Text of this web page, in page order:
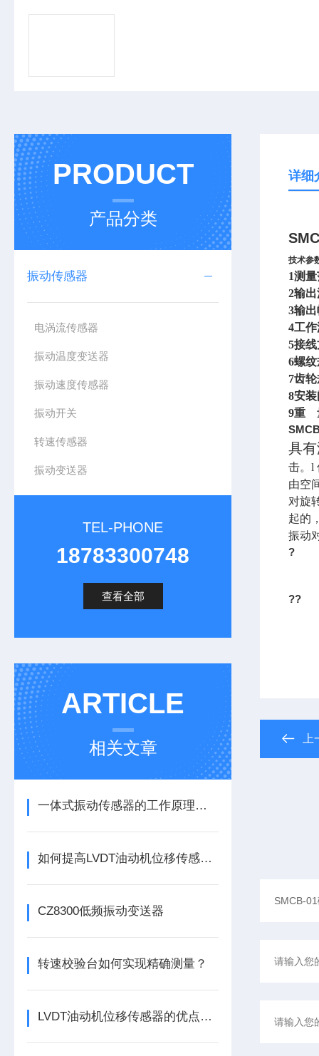
PRODUCT
产品分类
振动传感器
电涡流传感器
振动温度变送器
振动速度传感器
振动开关
转速传感器
振动变送器
TEL-PHONE
18783300748
查看全部
ARTICLE
相关文章
一体式振动传感器的工作原理是什么？
如何提高LVDT油动机位移传感器的精度？
CZ8300低频振动变送器
转速校验台如何实现精确测量？
LVDT油动机位移传感器的优点分别有这几点
详细
技术参
1测量
2输
3输出
4工
5接
6螺纹
7齿
8安装
9重
具
击。 l
由空
对旋
起的
振动
?
??